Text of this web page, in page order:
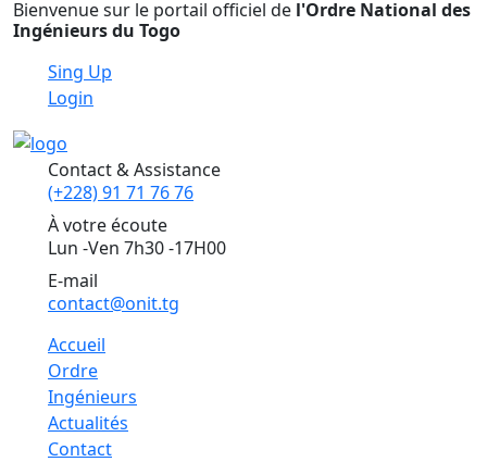
Bienvenue sur le portail officiel de l'Ordre National des
Ingénieurs du Togo
Sing Up
Login
Contact & Assistance
(+228) 91 71 76 76
À votre écoute
Lun -Ven 7h30 -17H00
E-mail
contact@onit.tg
Accueil
Ordre
Ingénieurs
Actualités
Contact